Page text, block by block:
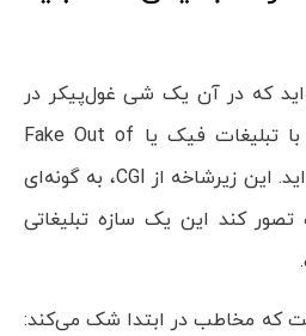
که در آن یک شی غول‌پیکر در
شهر ظاهر می‌شود، شما با تبلیغات فیک یا Fake Out of
Home (FOOH) آشنا شده‌اید. این زیرشاخه از CGI، به گونه‌ای
کند این یک سازه تبلیغاتی